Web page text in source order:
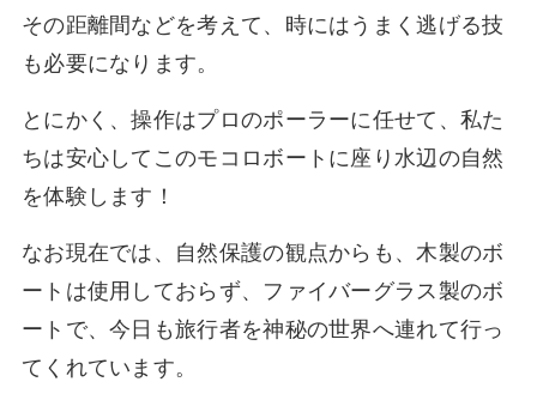
その距離間などを考えて、時にはうまく逃げる技
も必要になります。
とにかく、操作はプロのポーラーに任せて、私た
ちは安心してこのモコロボートに座り水辺の自然
を体験します！
なお現在では、自然保護の観点からも、木製のボ
ートは使用しておらず、ファイバーグラス製のボ
ートで、今日も旅行者を神秘の世界へ連れて行っ
てくれています。